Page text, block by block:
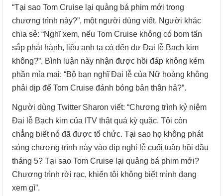
“Tại sao Tom Cruise lại quảng bá phim mới trong
chương trình này?”, một người dùng viết. Người khác
chia sẻ: “Nghĩ xem, nếu Tom Cruise không có bom tấn
sắp phát hành, liệu anh ta có đến dự Đại lễ Bạch kim
không?”. Bình luận này nhận được hồi đáp không kém
phần mỉa mai: “Bộ bạn nghĩ Đại lễ của Nữ hoàng không
phải dịp để Tom Cruise đánh bóng bản thân hả?”.
Người dùng Twitter Sharon viết: “Chương trình kỷ niệm
Đại lễ Bạch kim của ITV thật quá kỳ quặc. Tôi còn
chẳng biết nó đã được tổ chức. Tại sao họ không phát
sóng chương trình này vào dịp nghỉ lễ cuối tuần hồi đầu
tháng 5? Tại sao Tom Cruise lại quảng bá phim mới?
Chương trình rời rạc, khiến tôi không biết mình đang
xem gì”.